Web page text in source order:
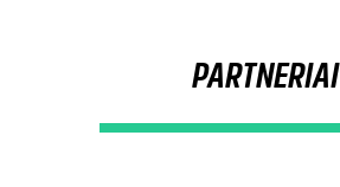
PARTNERIAI